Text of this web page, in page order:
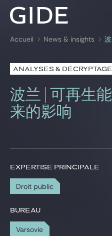
Rechercher par
Avocats
Expertises
News &
Notre cabinet
Carrière
Gide Pro Bono et
Accueil News & insights
ANALYSES &
波兰 | 可再生
来的影响
EXPERTISE PRINCIPALE
Droit public
BUREAU
Varsovie